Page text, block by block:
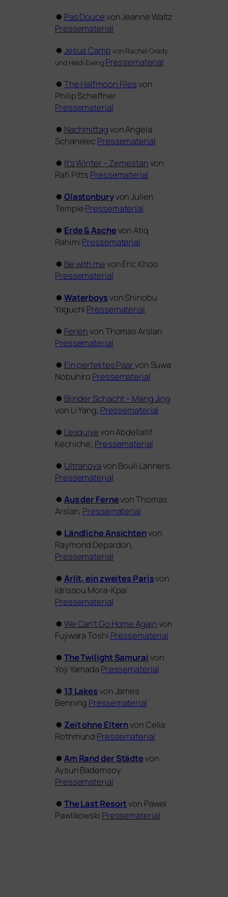
⏺ Pas Doucevon Jeanne Waltz
Pressematerial
⏺ Jesus Camp von Rachel Grady
und Heidi Ewing Pressematerial
⏺ The Halfmoon Filesvon
Philip Scheffner
Pressematerial
⏺ Nachmittagvon Angela
Schanelec Pressematerial
⏺ It’s Winter – Zemestanvon
Rafi Pitts Pressematerial
⏺ Glastonburyvon Julien
TemplePressematerial
⏺ Erde&Aschevon Atiq
Rahimi Pressematerial
⏺ Be with mevon Eric Khoo
Pressematerial
⏺ Waterboysvon Shinobu
Yaguchi Pressematerial
⏺ Ferienvon Thomas Arslan
Pressematerial
⏺ Ein per­fek­tes Paarvon Suwa
Nobuhiro Pressematerial
⏺ Blinder Schacht – Mang Jing
von Li Yang, Pressematerial
⏺ L’esquivevon Abdellatif
Kechiche; Pressematerial
⏺ Ultranovavon Bouli Lanners,
Pressematerial
⏺ Aus der Fernevon Thomas
Arslan, Pressematerial
⏺ Ländliche Ansichtenvon
Raymond Depardon,
Pressematerial
⏺ Arlit, ein zwei­tes Parisvon
Idrissou Mora-Kpai
Pressematerial
⏺ We Can’t Go Home Againvon
Fujiwara Toshi Pressematerial
⏺ The Twilight Samuraivon
Yoji Yamada Pressematerial
⏺ 13 Lakesvon James
Benning Pressematerial
⏺ Zeit ohne Elternvon Celia
Rothmund Pressematerial
⏺ Am Rand der Städtevon
Aysun Bademsoy
Pressematerial
⏺ The Last Resortvon Pawel
Pawlikowski Pressematerial